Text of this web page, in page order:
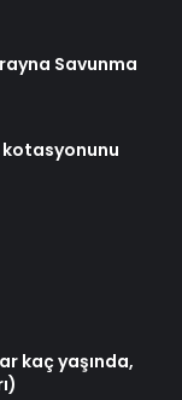
Savunma
kotasyonunu
kaç yaşında,